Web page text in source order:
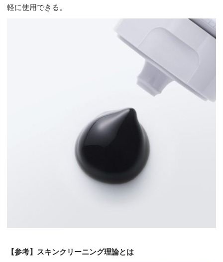
軽に使用できる。
【参考】スキンクリーニング理論とは